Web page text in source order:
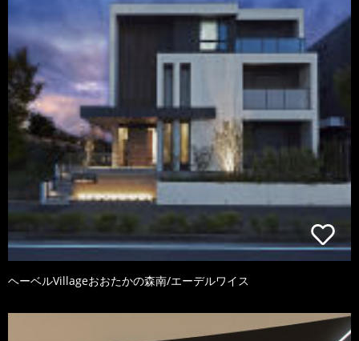
ヘーベルVillageおおたかの森南/エーデルワイス